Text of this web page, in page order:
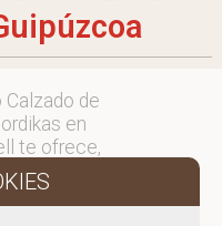
de
en
te ofrece,
gratuítos a
para otros